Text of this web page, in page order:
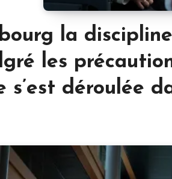
la
les
s’est déroulée